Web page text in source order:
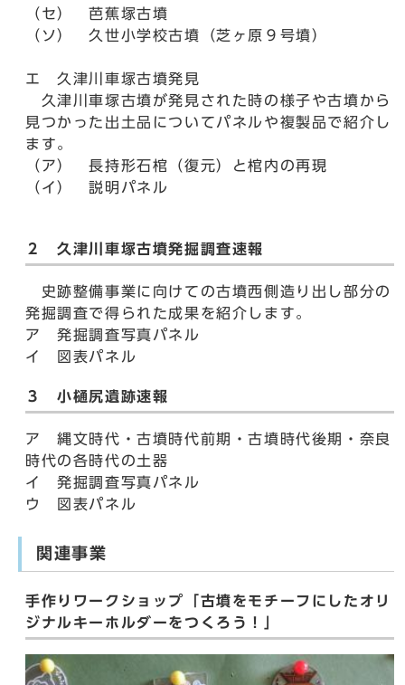
（セ） 芭蕉塚古墳
（ソ） 久世小学校古墳（芝ヶ原９号墳）
エ 久津川車塚古墳発見
久津川車塚古墳が発見された時の様子や古墳から
見つかった出土品についてパネルや複製品で紹介し
ます。
（ア） 長持形石棺（復元）と棺内の再現
（イ） 説明パネル
２ 久津川車塚古墳発掘調査速報
史跡整備事業に向けての古墳西側造り出し部分の
発掘調査で得られた成果を紹介します。
ア 発掘調査写真パネル
イ 図表パネル
３ 小樋尻遺跡速報
ア 縄文時代・古墳時代前期・古墳時代後期・奈良
時代の各時代の土器
イ 発掘調査写真パネル
ウ 図表パネル
関連事業
手作りワークショップ「古墳をモチーフにしたオリ
ジナルキーホルダーをつくろう！」